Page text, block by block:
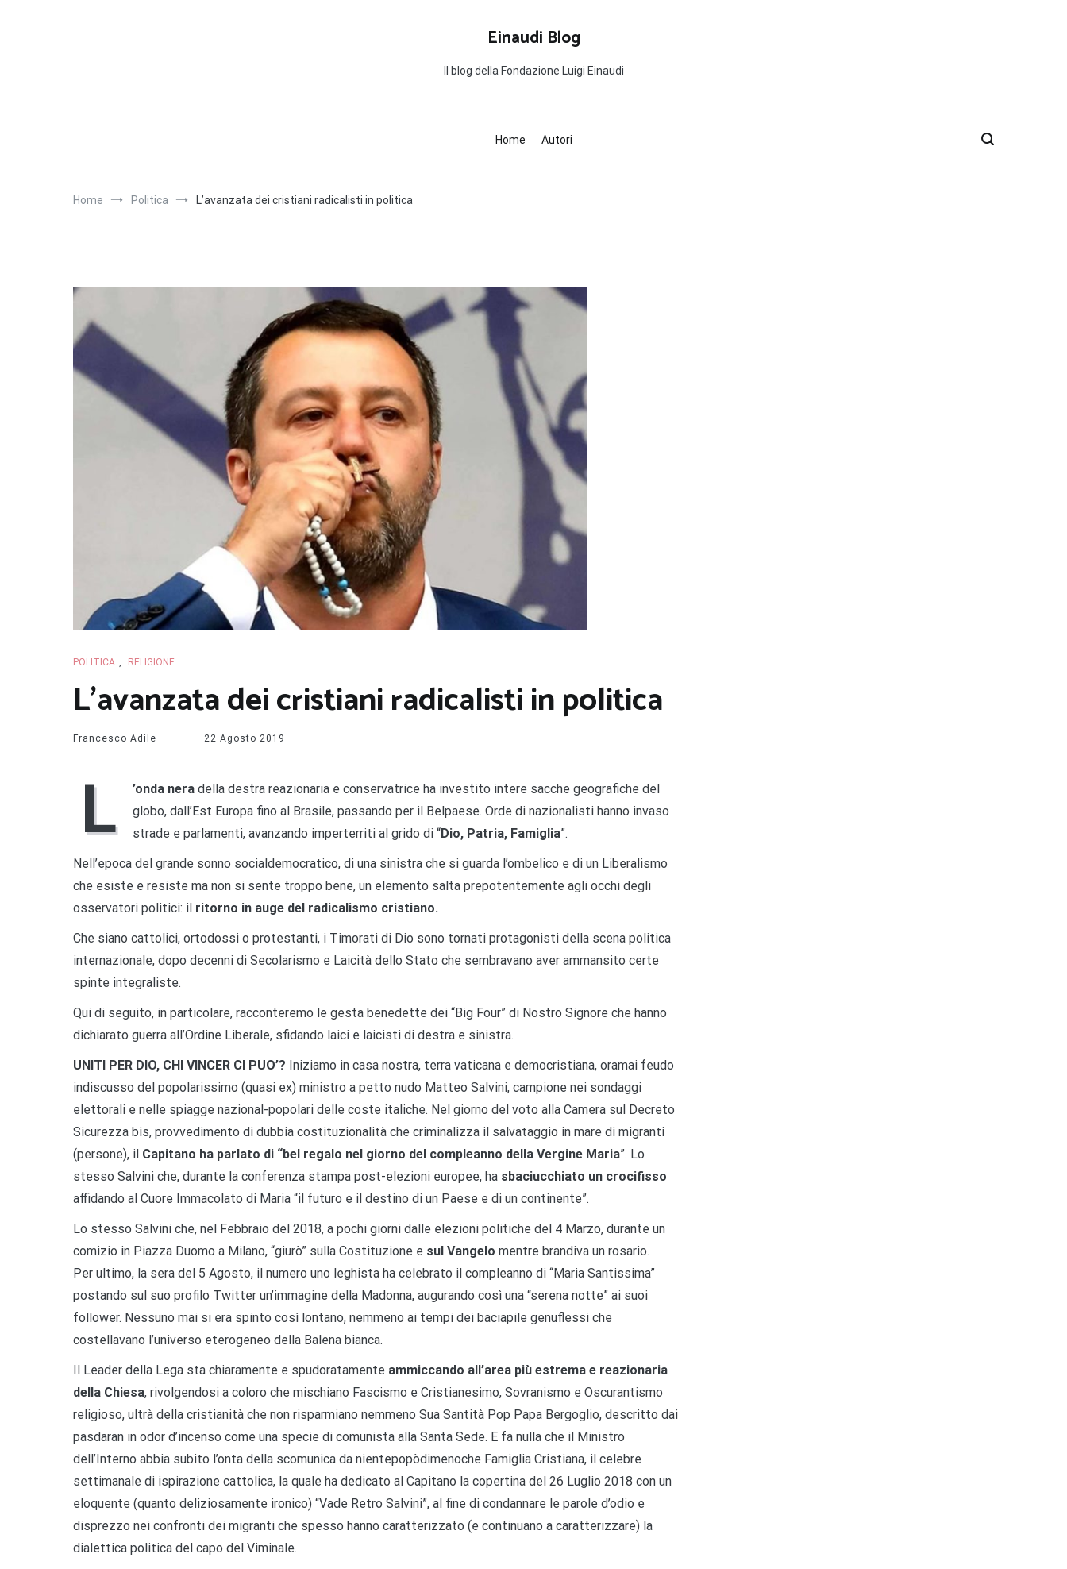
Einaudi Blog
Il blog della Fondazione Luigi Einaudi
Home Autori
Home Politica L’avanzata dei cristiani radicalisti in politica
POLITICA , RELIGIONE
L’avanzata dei cristiani radicalisti in politica
Francesco Adile 22 Agosto 2019
L ’onda nera della destra reazionaria e conservatrice ha investito intere sacche geografiche del
globo, dall’Est Europa fino al Brasile, passando per il Belpaese. Orde di nazionalisti hanno invaso
strade e parlamenti, avanzando imperterriti al grido di “Dio, Patria, Famiglia”.
Nell’epoca del grande sonno socialdemocratico, di una sinistra che si guarda l’ombelico e di un Liberalismo
che esiste e resiste ma non si sente troppo bene, un elemento salta prepotentemente agli occhi degli
osservatori politici: il ritorno in auge del radicalismo cristiano.
Che siano cattolici, ortodossi o protestanti, i Timorati di Dio sono tornati protagonisti della scena politica
internazionale, dopo decenni di Secolarismo e Laicità dello Stato che sembravano aver ammansito certe
spinte integraliste.
Qui di seguito, in particolare, racconteremo le gesta benedette dei “Big Four” di Nostro Signore che hanno
dichiarato guerra all’Ordine Liberale, sfidando laici e laicisti di destra e sinistra.
UNITI PER DIO, CHI VINCER CI PUO’? Iniziamo in casa nostra, terra vaticana e democristiana, oramai feudo
indiscusso del popolarissimo (quasi ex) ministro a petto nudo Matteo Salvini, campione nei sondaggi
elettorali e nelle spiagge nazional-popolari delle coste italiche. Nel giorno del voto alla Camera sul Decreto
Sicurezza bis, provvedimento di dubbia costituzionalità che criminalizza il salvataggio in mare di migranti
(persone), il Capitano ha parlato di “bel regalo nel giorno del compleanno della Vergine Maria”. Lo
stesso Salvini che, durante la conferenza stampa post-elezioni europee, ha sbaciucchiato un crocifisso
affidando al Cuore Immacolato di Maria “il futuro e il destino di un Paese e di un continente”.
Lo stesso Salvini che, nel Febbraio del 2018, a pochi giorni dalle elezioni politiche del 4 Marzo, durante un
comizio in Piazza Duomo a Milano, “giurò” sulla Costituzione e sul Vangelo mentre brandiva un rosario.
Per ultimo, la sera del 5 Agosto, il numero uno leghista ha celebrato il compleanno di “Maria Santissima”
postando sul suo profilo Twitter un’immagine della Madonna, augurando così una “serena notte” ai suoi
follower. Nessuno mai si era spinto così lontano, nemmeno ai tempi dei baciapile genuflessi che
costellavano l’universo eterogeneo della Balena bianca.
Il Leader della Lega sta chiaramente e spudoratamente ammiccando all’area più estrema e reazionaria
della Chiesa, rivolgendosi a coloro che mischiano Fascismo e Cristianesimo, Sovranismo e Oscurantismo
religioso, ultrà della cristianità che non risparmiano nemmeno Sua Santità Pop Papa Bergoglio, descritto dai
pasdaran in odor d’incenso come una specie di comunista alla Santa Sede. E fa nulla che il Ministro
dell’Interno abbia subito l’onta della scomunica da nientepopòdimenoche Famiglia Cristiana, il celebre
settimanale di ispirazione cattolica, la quale ha dedicato al Capitano la copertina del 26 Luglio 2018 con un
eloquente (quanto deliziosamente ironico) “Vade Retro Salvini”, al fine di condannare le parole d’odio e
disprezzo nei confronti dei migranti che spesso hanno caratterizzato (e continuano a caratterizzare) la
dialettica politica del capo del Viminale.